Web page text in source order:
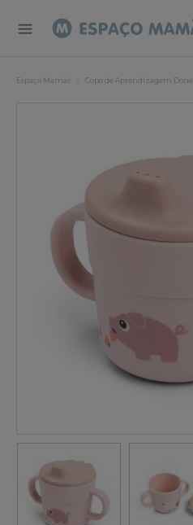
Espaço Mamãs Copo de Aprendizagem